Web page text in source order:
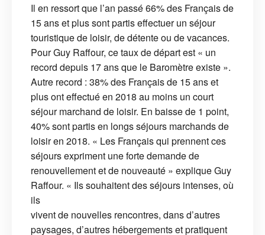
Il en ressort que l’an passé 66% des Français de
15 ans et plus sont partis effectuer un séjour
touristique de loisir, de détente ou de vacances.
Pour Guy Raffour, ce taux de départ est « un
record depuis 17 ans que le Baromètre existe ».
Autre record : 38% des Français de 15 ans et
plus ont effectué en 2018 au moins un court
séjour marchand de loisir. En baisse de 1 point,
40% sont partis en longs séjours marchands de
loisir en 2018. « Les Français qui prennent ces
séjours expriment une forte demande de
renouvellement et de nouveauté » explique Guy
Raffour. « Ils souhaitent des séjours intenses, où
ils
vivent de nouvelles rencontres, dans d’autres
paysages, d’autres hébergements et pratiquent